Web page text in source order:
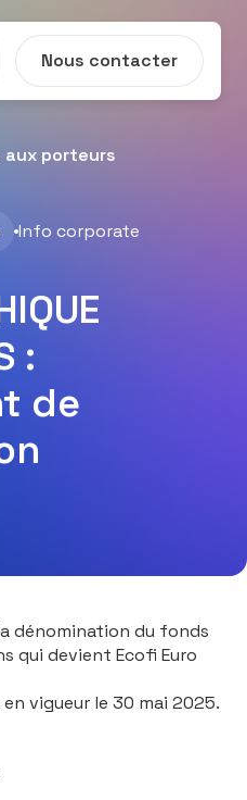
Nous contacter
porteurs
Info corporate
:
de
dénomination du fonds
qui devient Ecofi Euro
vigueur le 30 mai 2025.